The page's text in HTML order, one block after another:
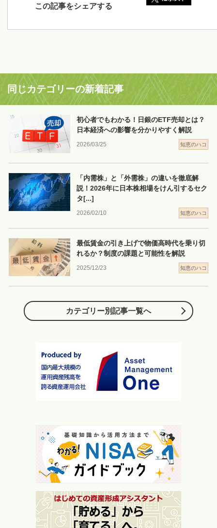
この記事をシェアする
同じカテゴリーの新着記事
2026/03/25 知恵のハコ
初心者でもわかる！日銀のETF売却とは？
日本経済への影響を分かりやすく解説
2026/02/10 知恵のハコ
「内需株」と「外需株」の違いを徹底解
説！2026年に日本株相場をけん引するセク
タ[...]
2025/12/23 知恵のハコ
最低賃金の引き上げで物価高時代を乗り切
れるか？制度の課題と可能性を解説
カテゴリー別記事一覧へ